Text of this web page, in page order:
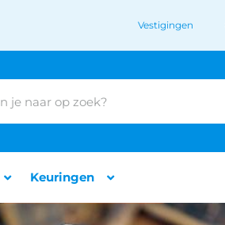
Vestigingen
Keuringen